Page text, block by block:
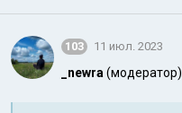
103 11 июл. 2023
_newra (модератор)